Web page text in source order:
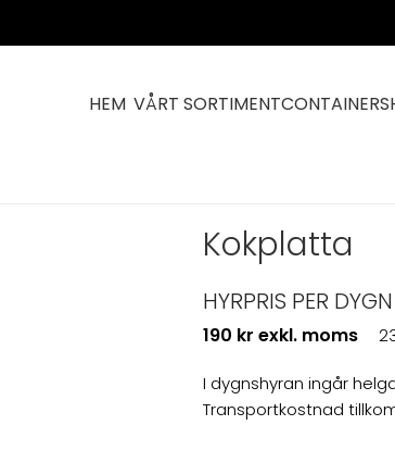
HEM VÅRT SORTIMENTCONTAINERS
Kokplatta
HYRPRIS PER DYGN
190 kr exkl. moms
I dygnshyran ingår
Transportkostnad